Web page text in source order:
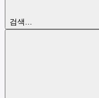
검색...